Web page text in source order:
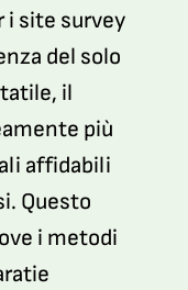
i site survey
del solo
il
più
affidabili
Questo
i metodi